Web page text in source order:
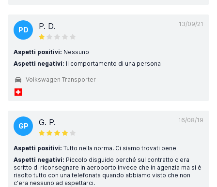
13/09/21
PD P. D.
Aspetti positivi: Nessuno
Aspetti negativi: Il comportamento di una persona
Volkswagen Transporter
16/08/19
GP G. P.
Aspetti positivi: Tutto nella norma. Ci siamo trovati bene
Aspetti negativi: Piccolo disguido perché sul contratto c'era
scritto di riconsegnare in aeroporto invece che in agenzia ma si è
risolto tutto con una telefonata quando abbiamo visto che non
c'era nessuno ad aspettarci.